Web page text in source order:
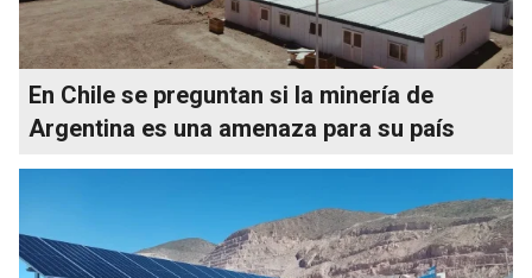
En Chile se preguntan si la minería de
Argentina es una amenaza para su país